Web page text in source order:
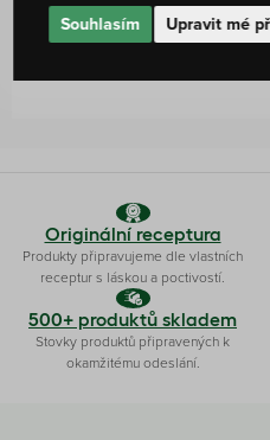
100 %
Originální receptura
Produkty připravujeme dle vlastních
receptur s láskou a poctivostí.
500+ produktů skladem
Stovky produktů připravených k
okamžitému odeslání.
Souhlasím Upravit mé